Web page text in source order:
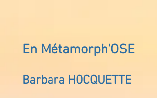
En Métamorph'OSE
Barbara HOCQUETTE